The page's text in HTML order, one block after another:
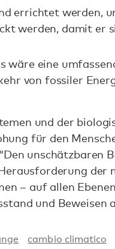
errichtet werden,
werden, damit er
wäre eine
von fossiler
und der
für den
unschätzbaren
der
– auf allen
und Beweisen
cambio climatico